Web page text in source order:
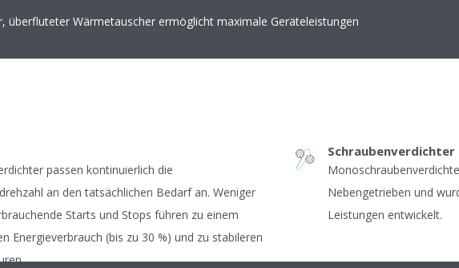
überfluteter Wärmetauscher ermöglicht maximale Geräteleistungen
passen kontinuierlich die
an den tatsächlichen Bedarf an. Weniger
Starts und Stops führen zu einem
Energieverbrauch (bis zu 30 %) und zu stabileren
Schraubenverdichter
Nebengetrieben und
Leistungen entwickelt.